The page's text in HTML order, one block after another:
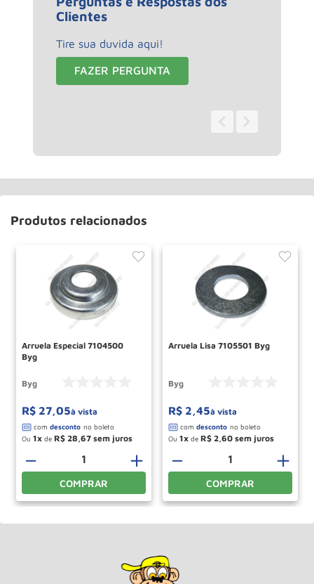
Clientes
Tire sua duvida aqui!
FAZER PERGUNTA
Produtos relacionados
Arruela Especial 7104500
Byg
Byg
R$ 27,05à vista
Ou 1 de R$ 28 67
＋
－
COMPRAR
Arruela Lisa 7105501 Byg
Byg
R$ 2,45à vista
Ou 1 de R$ 2 60
＋
－
COMPRAR